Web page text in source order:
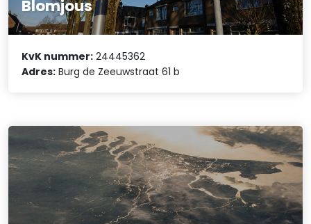
Blomjous
KvK nummer: 24445362
Adres: Burg de Zeeuwstraat 61 b